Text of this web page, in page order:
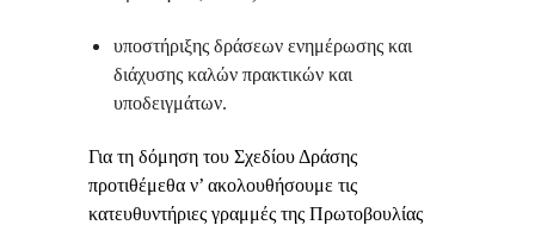
υποστήριξης δράσεων ενημέρωσης και
διάχυσης καλών πρακτικών και
υποδειγμάτων.
Για τη δόμηση του Σχεδίου Δράσης
προτιθέμεθα ν’ ακολουθήσουμε τις
κατευθυντήριες γραμμές της Πρωτοβουλίας